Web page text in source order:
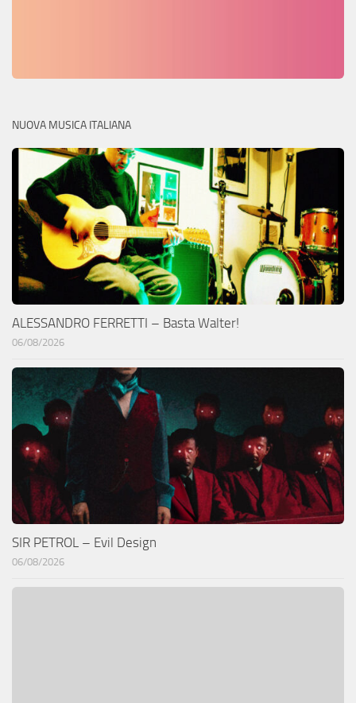
NUOVA MUSICA ITALIANA
ALESSANDRO FERRETTI – Basta Walter!
06/08/2026
SIR PETROL – Evil Design
06/08/2026